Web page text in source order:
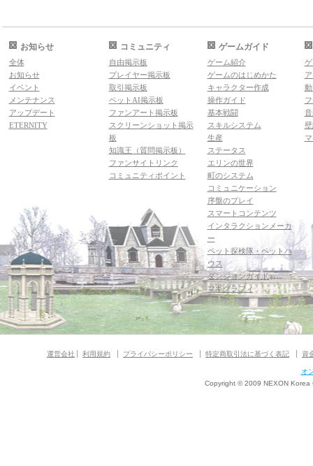
お知らせ
全体
お知らせ
イベント
メンテナンス
アップデート
ETERNITY
コミュニティ
自由掲示板
プレイヤー掲示板
取引掲示板
ペットAI掲示板
ファンアート掲示板
スクリーンショット掲示
板
知識王（質問掲示板）
ファンサイトリンク
コミュニティポイント
ゲームガイド
ゲーム紹介
ゲームのはじめかた
キャラクター作成
操作ガイド
基本戦闘
スキルシステム
生産
ステータス
エリンの世界
町のシステム
コミュニケーション
序盤のプレイ
スマートコンテンツ
インタラクションメーカ
ー
ペット探検隊・ペットハ
ウス
ダンジョンガイド
マギグラフィ
運営会社 利用規約 プライバシーポリシー 特定商取引法に基づく表記 資
オ
Copyright © 2009 NEXON Korea